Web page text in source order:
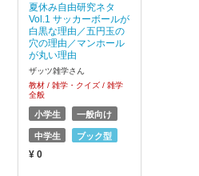
夏休み自由研究ネタ
Vol.1 サッカーボールが
白黒な理由／五円玉の
穴の理由／マンホール
が丸い理由
ザッツ雑学さん
教材 / 雑学・クイズ / 雑学
全般
小学生 一般向け
中学生 ブック型
¥ 0